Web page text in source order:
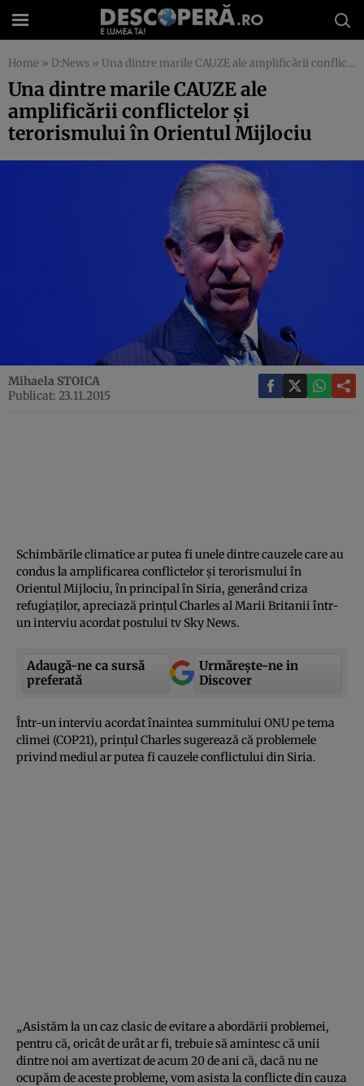
Home » D:News » Una dintre marile CAUZE ale amplificării conflictelor şi terorismului în Orientul Mijlociu
Una dintre marile CAUZE ale
amplificării conflictelor şi
terorismului în Orientul Mijlociu
Mihaela STOICA
Publicat: 23.11.2015
Schimbările climatice ar putea fi unele dintre cauzele care au
condus la amplificarea conflictelor şi terorismului în
Orientul Mijlociu, în principal în Siria, generând criza
refugiaţilor, apreciază prinţul Charles al Marii Britanii într-
un interviu acordat postului tv Sky News.
Adaugă-ne ca sursă
preferată
Urmărește-ne in
Discover
Într-un interviu acordat înaintea summitului ONU pe tema
climei (COP21), prinţul Charles sugerează că problemele
privind mediul ar putea fi cauzele conflictului din Siria.
„Asistăm la un caz clasic de evitare a abordării problemei,
pentru că, oricât de urât ar fi, trebuie să amintesc că unii
dintre noi am avertizat de acum 20 de ani că, dacă nu ne
ocupăm de aceste probleme, vom asista la conflicte din cauza